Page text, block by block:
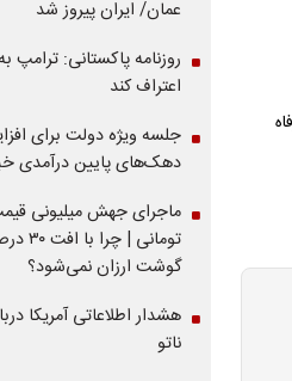
عمان/ ایران پیروز شد
روزنامه پاکستانی:
اعتراف کند
جلسه ویژه دولت برای
دهک‌های پایین درآمدی
گوشت ارزان نمی‌شود؟
هشدار اطلاعاتی آمریکا
ناتو